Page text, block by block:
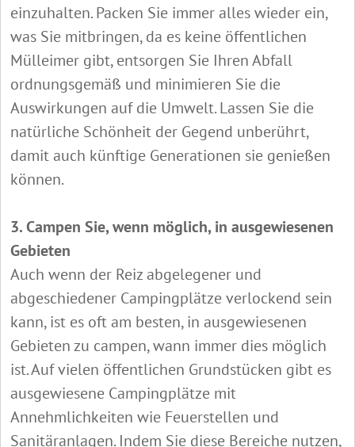
einzuhalten. Packen Sie immer alles wieder ein,
was Sie mitbringen, da es keine öffentlichen
Mülleimer gibt, entsorgen Sie Ihren Abfall
ordnungsgemäß und minimieren Sie die
Auswirkungen auf die Umwelt. Lassen Sie die
natürliche Schönheit der Gegend unberührt,
damit auch künftige Generationen sie genießen
können.
3. Campen Sie, wenn möglich, in ausgewiesenen
Gebieten
Auch wenn der Reiz abgelegener und
abgeschiedener Campingplätze verlockend sein
kann, ist es oft am besten, in ausgewiesenen
Gebieten zu campen, wann immer dies möglich
ist. Auf vielen öffentlichen Grundstücken gibt es
ausgewiesene Campingplätze mit
Annehmlichkeiten wie Feuerstellen und
Sanitäranlagen. Indem Sie diese Bereiche nutzen,